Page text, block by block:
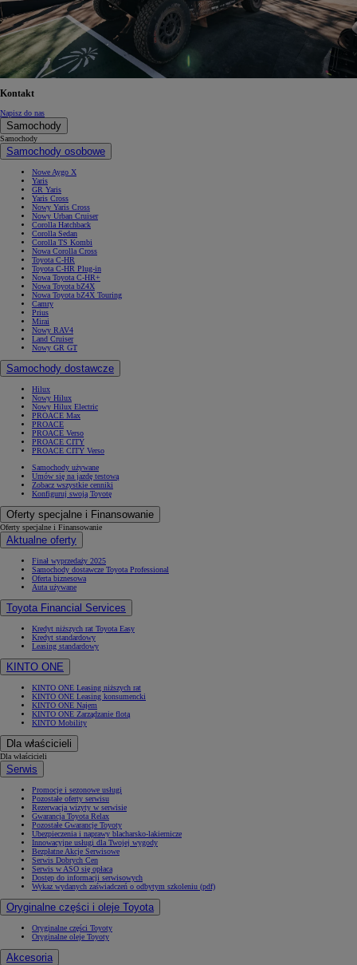
Kontakt
Napisz do nas
Samochody
Samochody
Samochody osobowe
Nowe Aygo X
Yaris
GR Yaris
Yaris Cross
Nowy Yaris Cross
Nowy Urban Cruiser
Corolla Hatchback
Corolla Sedan
Corolla TS Kombi
Nowa Corolla Cross
Toyota C-HR
Toyota C-HR Plug-in
Nowa Toyota C-HR+
Nowa Toyota bZ4X
Nowa Toyota bZ4X Touring
Camry
Prius
Mirai
Nowy RAV4
Land Cruiser
Nowy GR GT
Samochody dostawcze
Hilux
Nowy Hilux
Nowy Hilux Electric
PROACE Max
PROACE
PROACE Verso
PROACE CITY
PROACE CITY Verso
Samochody używane
Umów się na jazdę testową
Zobacz wszystkie cenniki
Konfiguruj swoją Toyotę
Oferty specjalne i Finansowanie
Oferty specjalne i Finansowanie
Aktualne oferty
Finał wyprzedaży 2025
Samochody dostawcze Toyota Professional
Oferta biznesowa
Auta używane
Toyota Financial Services
Kredyt niższych rat Toyota Easy
Kredyt standardowy
Leasing standardowy
KINTO ONE
KINTO ONE Leasing niższych rat
KINTO ONE Leasing konsumencki
KINTO ONE Najem
KINTO ONE Zarządzanie flotą
KINTO Mobility
Dla właścicieli
Dla właścicieli
Serwis
Promocje i sezonowe usługi
Pozostałe oferty serwisu
Rezerwacja wizyty w serwisie
Gwarancja Toyota Relax
Pozostałe Gwarancje Toyoty
Ubezpieczenia i naprawy blacharsko-lakiernicze
Innowacyjne usługi dla Twojej wygody
Bezpłatne Akcje Serwisowe
Serwis Dobrych Cen
Serwis w ASO się opłaca
Dostęp do informacji serwisowych
Wykaz wydanych zaświadczeń o odbytym szkoleniu (pdf)
Oryginalne części i oleje Toyota
Oryginalne części Toyoty
Oryginalne oleje Toyoty
Akcesoria